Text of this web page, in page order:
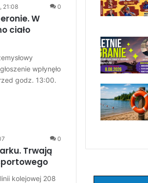
21:08 0
W
ciało
wpłynęło
godz. 13:00.
0
Trwają
kolejowej 208